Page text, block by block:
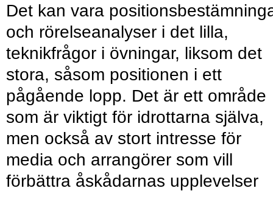
Det kan vara
och rörelseanalyser i det lilla,
teknikfrågor i övningar, liksom det
stora, såsom positionen i ett
pågående lopp. Det är ett område
som är viktigt för idrottarna själva,
men också av stort intresse för
media och arrangörer som vill
förbättra åskådarnas upplevelser